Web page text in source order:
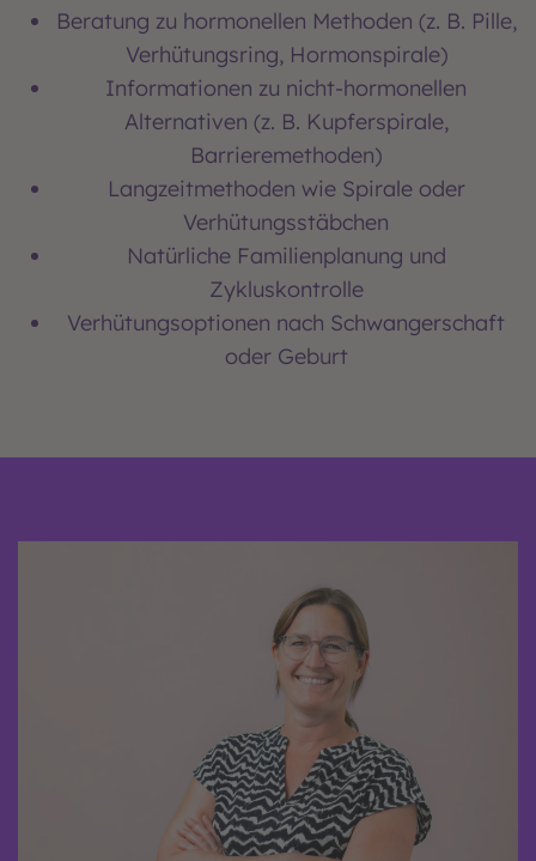
Beratung zu hormonellen Methoden (z. B. Pille,
Verhütungsring, Hormonspirale)
Informationen zu nicht-hormonellen
Alternativen (z. B. Kupferspirale,
Barrieremethoden)
Langzeitmethoden wie Spirale oder
Verhütungsstäbchen
Natürliche Familienplanung und
Zykluskontrolle
Verhütungsoptionen nach Schwangerschaft
oder Geburt